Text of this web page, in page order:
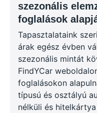
szezonális
foglalások
Tapasztalataink
árak egész évben
szezonális mintát
FindYCar
foglalásokon
típusú és osztályú
nélküli és